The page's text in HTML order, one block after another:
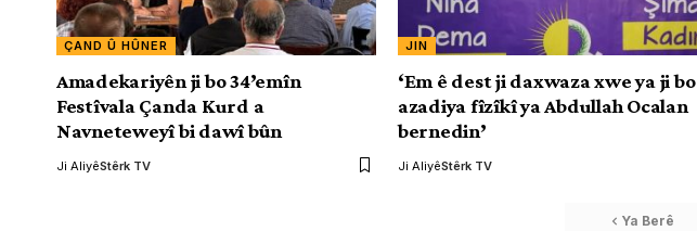
ÇAND Û HÛNER
Amadekariyên ji bo 34’emîn
Festîvala Çanda Kurd a
Navneteweyî bi dawî bûn
Ji AliyêStêrk TV
JIN
‘Em ê dest ji daxwaza xwe ya ji bo
azadiya fîzîkî ya Abdullah Ocalan
bernedin’
Ji AliyêStêrk TV
Ya Berê